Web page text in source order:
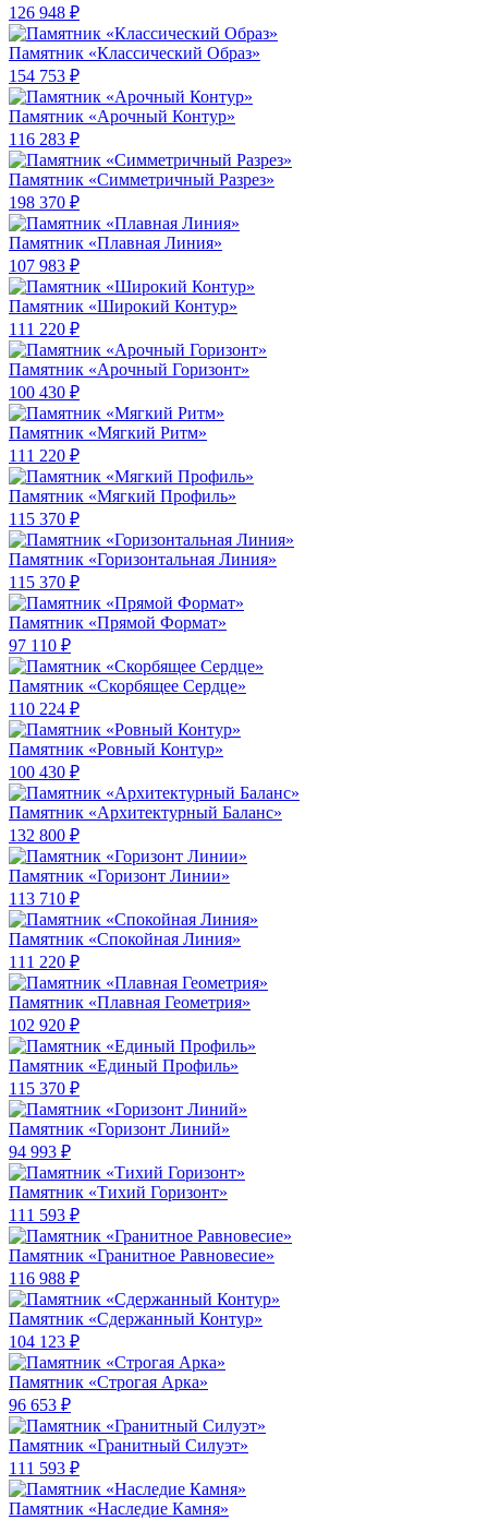
126 948 ₽
Памятник «Классический Образ»
154 753 ₽
Памятник «Арочный Контур»
116 283 ₽
Памятник «Симметричный Разрез»
198 370 ₽
Памятник «Плавная Линия»
107 983 ₽
Памятник «Широкий Контур»
111 220 ₽
Памятник «Арочный Горизонт»
100 430 ₽
Памятник «Мягкий Ритм»
111 220 ₽
Памятник «Мягкий Профиль»
115 370 ₽
Памятник «Горизонтальная Линия»
115 370 ₽
Памятник «Прямой Формат»
97 110 ₽
Памятник «Скорбящее Сердце»
110 224 ₽
Памятник «Ровный Контур»
100 430 ₽
Памятник «Архитектурный Баланс»
132 800 ₽
Памятник «Горизонт Линии»
113 710 ₽
Памятник «Спокойная Линия»
111 220 ₽
Памятник «Плавная Геометрия»
102 920 ₽
Памятник «Единый Профиль»
115 370 ₽
Памятник «Горизонт Линий»
94 993 ₽
Памятник «Тихий Горизонт»
111 593 ₽
Памятник «Гранитное Равновесие»
116 988 ₽
Памятник «Сдержанный Контур»
104 123 ₽
Памятник «Строгая Арка»
96 653 ₽
Памятник «Гранитный Силуэт»
111 593 ₽
Памятник «Наследие Камня»